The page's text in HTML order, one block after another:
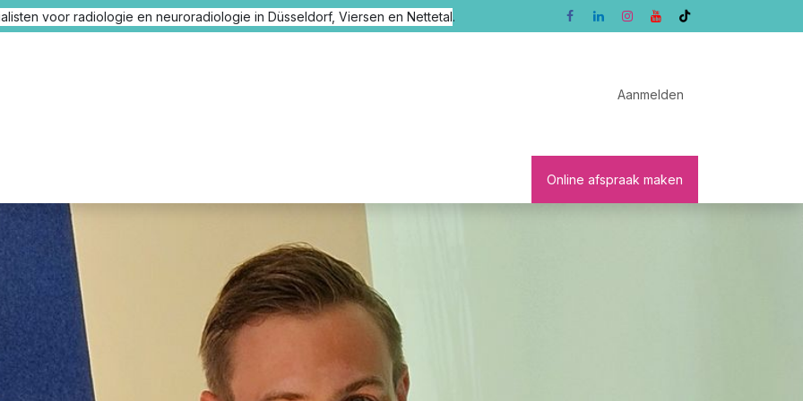
voor radiologie en neuroradiologie in Düsseldorf, Viersen en Nettetal.
Aanmelden
Online afspraak maken